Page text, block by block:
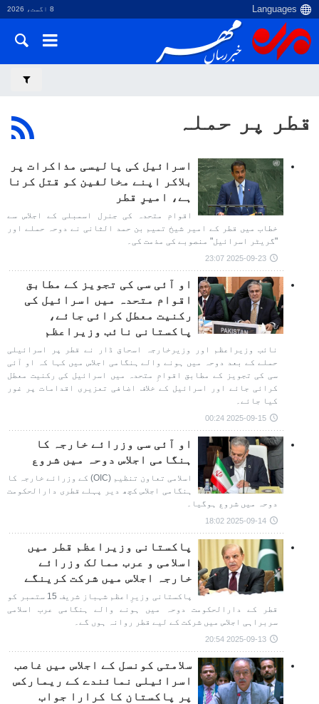
8 اگست، 2026
قطر پر حملہ
اسرائیل کی پالیسی مذاکرات پر
بلاکر اپنے مخالفین کو قتل کرنا
ہے، امیرِ قطر
اقوام متحدہ کی جنرل اسمبلی کے اجلاس سے
خطاب میں قطر کے امیر شیخ تمیم بن حمد الثانی نے دوحہ حملے اور
"گریٹر اسرائیل" منصوبے کی مذمت کی۔
2025-09-23 23:07
او آئی سی کی تجویز کے مطابق
اقوام متحدہ میں اسرائیل کی
رکنیت معطل کرائی جائے،
پاکستانی نائب وزیراعظم
نائب وزیراعظم اور وزیرخارجہ اسحاق ڈار نے قطر پر اسرائیلی
حملے کے بعد دوحہ میں ہونے والے ہنگامی اجلاس میں کہا کہ او آئی
سی کی تجویز کے مطابق اقوامِ متحدہ میں اسرائیل کی رکنیت معطل
کرائی جائے اور اسرائیل کے خلاف اضافی تعزیری اقدامات پر غور
کیا جائے۔
2025-09-15 00:24
او آئی سی وزرائے خارجہ کا
ہنگامی اجلاس دوحہ میں شروع
اسلامی تعاون تنظیم (OIC) کے وزرائے خارجہ کا
ہنگامی اجلاس کچھ دیر پہلے قطری دارالحکومت
دوحہ میں شروع ہوگیا۔
2025-09-14 18:02
پاکستانی وزیراعظم قطر میں
اسلامی و عرب ممالک وزرائے
خارجہ اجلاس میں شرکت کرینگے
پاکستانی وزیرِاعظم شہباز شریف 15 ستمبر کو
قطر کے دارالحکومت دوحہ میں ہونے والے ہنگامی عرب اسلامی
سربراہی اجلاس میں شرکت کے لیے قطر روانہ ہوں گے۔
2025-09-13 20:54
سلامتی کونسل کے اجلاس میں غاصب
اسرائیلی نمائندے کے ریمارکس
پر پاکستان کا کرارا جواب